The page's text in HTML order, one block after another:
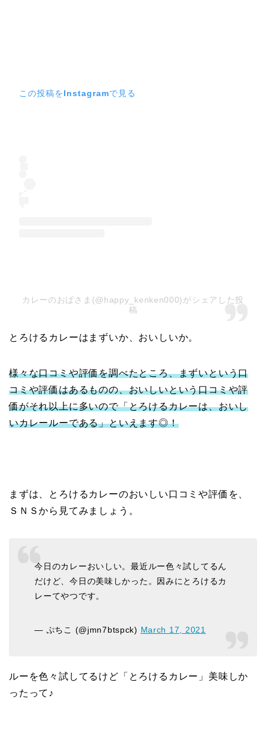
この投稿をInstagramで見る
カレーのおばさま(@happy_kenken000)がシェアした投
稿
とろけるカレーはまずいか、おいしいか。
様々な口コミや評価を調べたところ、まずいという口
コミや評価はあるものの、おいしいという口コミや評
価がそれ以上に多いので「とろけるカレーは、おいし
いカレールーである」といえます◎！
まずは、とろけるカレーのおいしい口コミや評価を、
ＳＮＳから見てみましょう。
今日のカレーおいしい。最近ルー色々試してるん
だけど、今日の美味しかった。因みにとろけるカ
レーてやつです。
— ぷちこ (@jmn7btspck) March 17, 2021
ルーを色々試してるけど「とろけるカレー」美味しか
ったって♪